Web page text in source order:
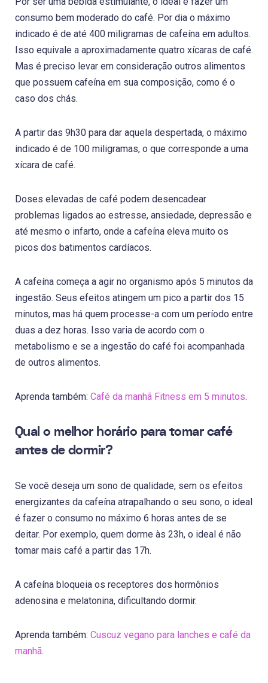
consumo bem moderado do café. Por dia o máximo
indicado é de até 400 miligramas de cafeína em adultos.
Isso equivale a aproximadamente quatro xícaras de café.
Mas é preciso levar em consideração outros alimentos
que possuem cafeína em sua composição, como é o
caso dos chás.
A partir das 9h30 para dar aquela despertada, o máximo
indicado é de 100 miligramas, o que corresponde a uma
xícara de café.
Doses elevadas de café podem desencadear
problemas ligados ao estresse, ansiedade, depressão e
até mesmo o infarto, onde a cafeína eleva muito os
picos dos batimentos cardíacos.
A cafeína começa a agir no organismo após 5 minutos da
ingestão. Seus efeitos atingem um pico a partir dos 15
minutos, mas há quem processe-a com um período entre
duas a dez horas. Isso varia de acordo com o
metabolismo e se a ingestão do café foi acompanhada
de outros alimentos.
Aprenda também: Café da manhã Fitness em 5 minutos.
Qual o melhor horário para tomar café
antes de dormir?
Se você deseja um sono de qualidade, sem os efeitos
energizantes da cafeína atrapalhando o seu sono, o ideal
é fazer o consumo no máximo 6 horas antes de se
deitar. Por exemplo, quem dorme às 23h, o ideal é não
tomar mais café a partir das 17h.
A cafeína bloqueia os receptores dos hormônios
adenosina e melatonina, dificultando dormir.
Aprenda também: Cuscuz vegano para lanches e café da
manhã.